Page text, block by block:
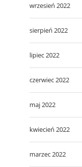
wrzesień 2022
sierpień 2022
lipiec 2022
czerwiec 2022
maj 2022
kwiecień 2022
marzec 2022